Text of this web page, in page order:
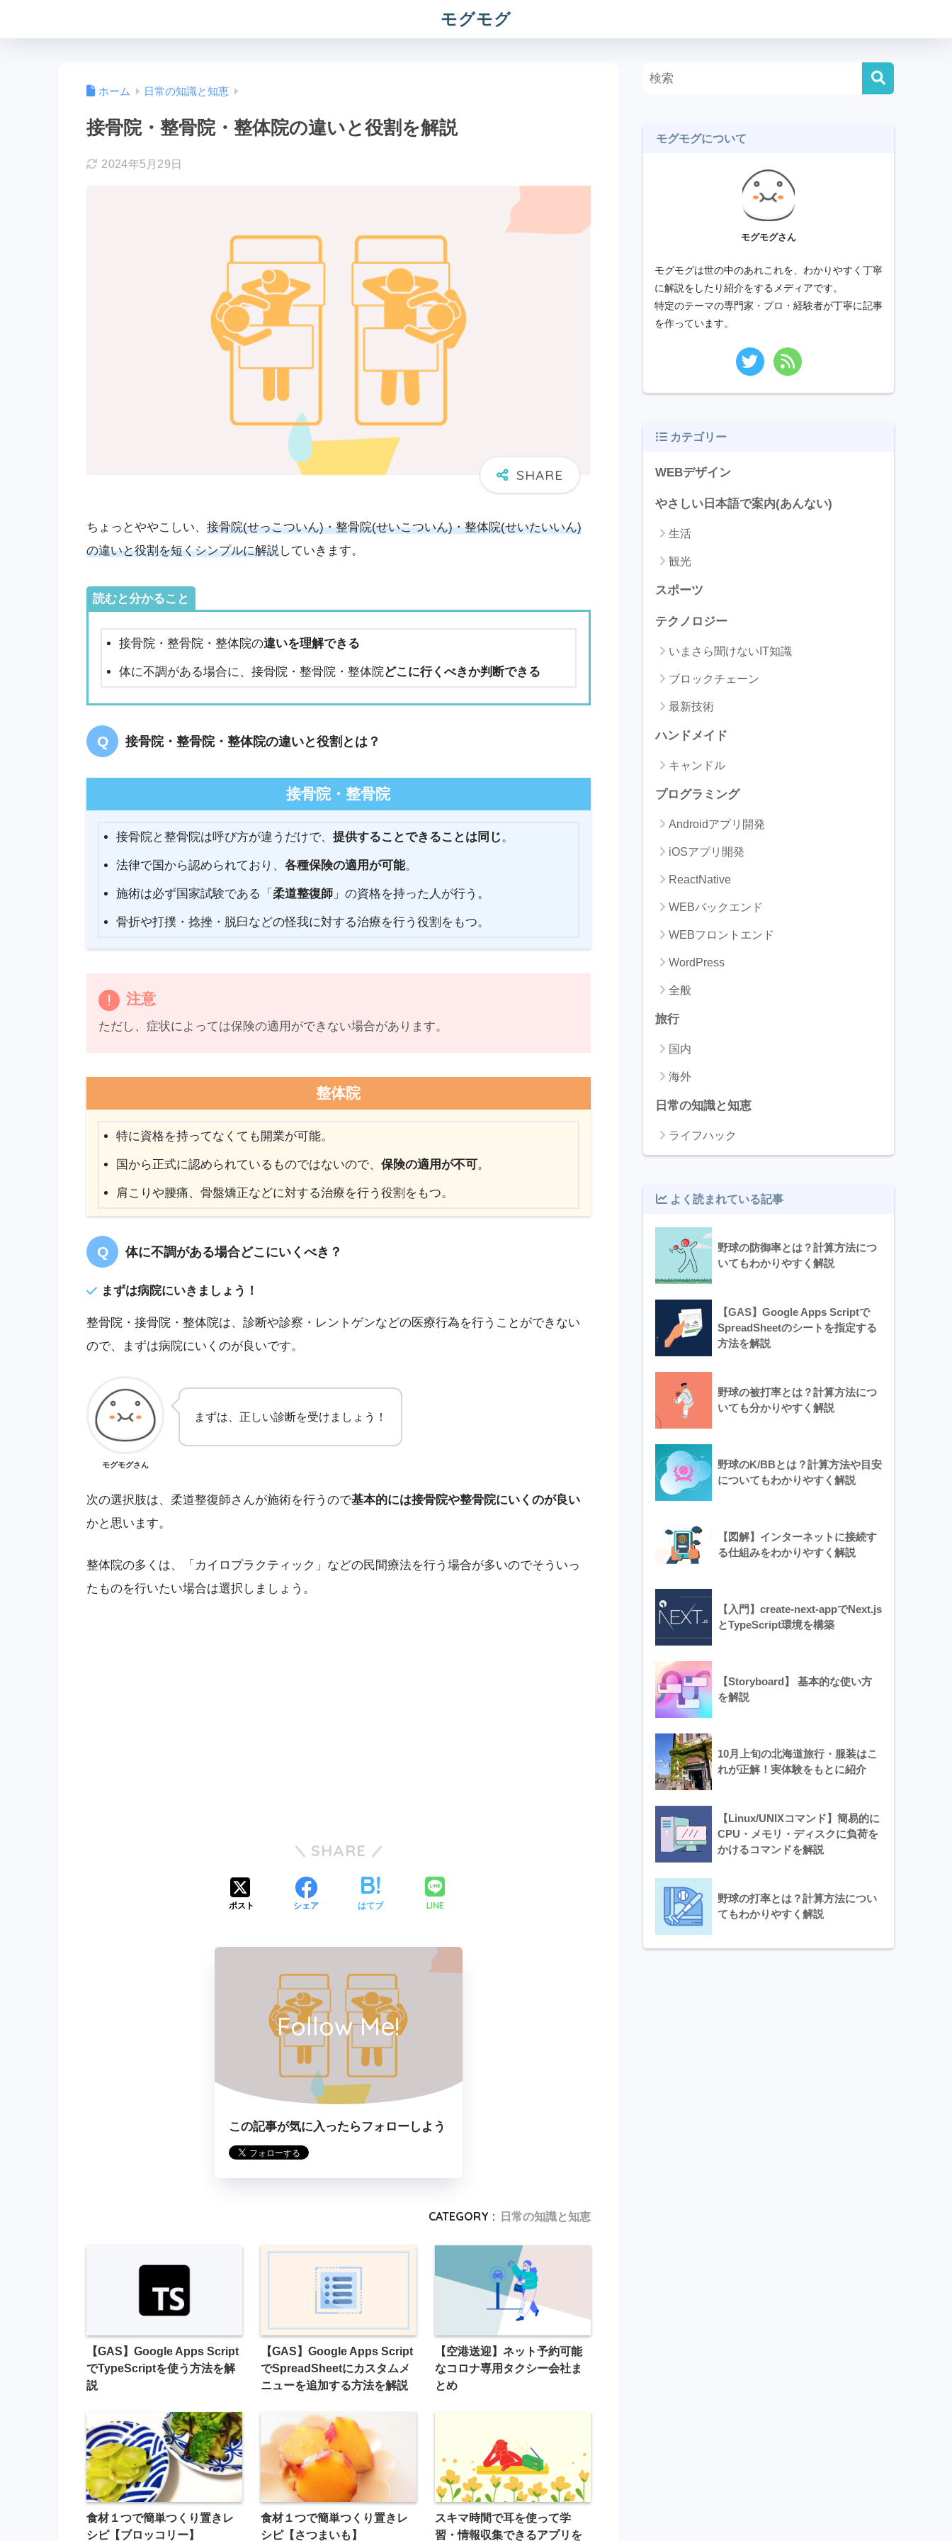
モグモグ
ホーム 日常の知識と知恵
接骨院・整骨院・整体院の違いと役割を解説
2024年5月29日
ちょっとややこしい、 接骨院(せっこついん)・整骨院(せいこついん)・整体院(せいたいいん)
の違いと役割を短くシンプルに解説していきます。
読むと分かること
接骨院・整骨院・整体院の違いを理解できる
体に不調がある場合に、接骨院・整骨院・整体院どこに行くべきか判断できる
接骨院・整骨院・整体院の違いと役割とは？
接骨院・整骨院
接骨院と整骨院は呼び方が違うだけで、 提供することできることは同じ。
法律で国から認められており、 各種保険の適用が可能。
施術は必ず国家試験である「 柔道整復師」の資格を持った人が行う。
骨折や打撲・捻挫・脱臼などの怪我に対する治療を行う役割をもつ。
注意
ただし、症状によっては保険の適用ができない場合があります。
整体院
特に資格を持ってなくても開業が可能。
国から正式に認められているものではないので、 保険の適用が不可。
肩こりや腰痛、骨盤矯正などに対する治療を行う役割をもつ。
体に不調がある場合どこにいくべき？
まずは病院にいきましょう！
整骨院・接骨院・整体院は、診断や診察・レントゲンなどの医療行為を行うことができない
ので、まずは病院にいくのが良いです。
モグモグさん
まずは、正しい診断を受けましょう！
次の選択肢は、柔道整復師さんが施術を行うので基本的には接骨院や整骨院にいくのが良い
かと思います。
整体院の多くは、「カイロプラクティック」などの民間療法を行う場合が多いのでそういっ
たものを行いたい場合は選択しましょう。
SHARE
ポスト シェア はてブ LINE
Follow Me!
この記事が気に入ったらフォローしよう
CATEGORY : 日常の知識と知恵
【GAS】Google Apps Script
でTypeScriptを使う方法を解
説
【GAS】Google Apps Script
でSpreadSheetにカスタムメ
ニューを追加する方法を解説
【空港送迎】ネット予約可能
なコロナ専用タクシー会社ま
とめ
食材１つで簡単つくり置きレ
シピ【ブロッコリー】
食材１つで簡単つくり置きレ
シピ【さつまいも】
スキマ時間で耳を使って学
習・情報収集できるアプリを
モグモグについて
モグモグさん
モグモグは世の中のあれこれを、わかりやすく丁寧
に解説をしたり紹介をするメディアです。
特定のテーマの専門家・プロ・経験者が丁寧に記事
を作っています。
カテゴリー
WEBデザイン
やさしい日本語で案内(あんない)
生活
観光
スポーツ
テクノロジー
いまさら聞けないIT知識
ブロックチェーン
最新技術
ハンドメイド
キャンドル
プログラミング
Androidアプリ開発
iOSアプリ開発
ReactNative
WEBバックエンド
WEBフロントエンド
WordPress
全般
旅行
国内
海外
日常の知識と知恵
ライフハック
よく読まれている記事
野球の防御率とは？計算方法につ
いてもわかりやすく解説
【GAS】Google Apps Scriptで
SpreadSheetのシートを指定する
方法を解説
野球の被打率とは？計算方法につ
いても分かりやすく解説
野球のK/BBとは？計算方法や目安
についてもわかりやすく解説
【図解】インターネットに接続す
る仕組みをわかりやすく解説
【入門】create-next-appでNext.js
とTypeScript環境を構築
【Storyboard】 基本的な使い方
を解説
10月上旬の北海道旅行・服装はこ
れが正解！実体験をもとに紹介
【Linux/UNIXコマンド】簡易的に
CPU・メモリ・ディスクに負荷を
かけるコマンドを解説
野球の打率とは？計算方法につい
てもわかりやすく解説